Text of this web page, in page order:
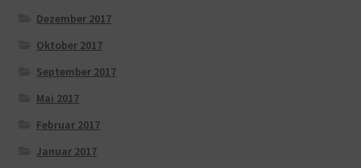
Dezember 2017
Oktober 2017
September 2017
Mai 2017
Februar 2017
Januar 2017